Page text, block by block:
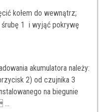
kołem do wewnątrz;
1 i wyjąć pokrywę
akumulatora należy:
2) od czujnika 3
na biegunie
...